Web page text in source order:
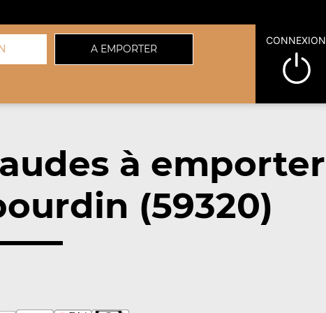
A EMPORTER
CONNEXION
à emporter
(59320)